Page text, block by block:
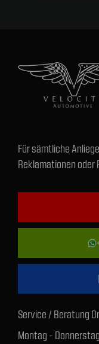
Für sämtliche
Reklamationen
Service / Beratung
Montag -